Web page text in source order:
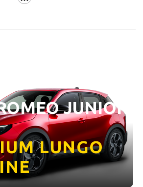
JUNIOR
LUNGO